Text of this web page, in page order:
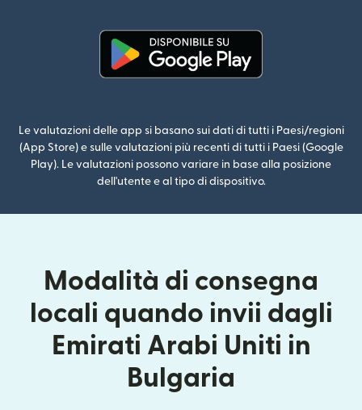
Le valutazioni delle app si basano sui dati di tutti i Paesi/regioni
(App Store) e sulle valutazioni più recenti di tutti i Paesi (Google
Play). Le valutazioni possono variare in base alla posizione
dell'utente e al tipo di dispositivo.
Modalità di consegna
locali quando invii dagli
Emirati Arabi Uniti in
Bulgaria